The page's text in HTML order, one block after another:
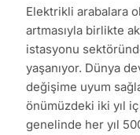
Elektrikli arabalara
artmasıyla birlikte
istasyonu
yaşanıyor. Dünya
değişime uyum
önümüzdeki iki yıl
genelinde her yıl